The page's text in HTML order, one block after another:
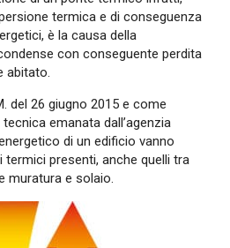
termica e di conseguenza
è la causa della
con conseguente perdita
abitato.
del 26 giugno 2015 e come
emanata dall’agenzia
di un edificio vanno
presenti, anche quelli tra
muratura e solaio.